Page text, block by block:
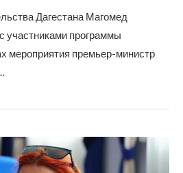
Дагестана Магомед
участниками программы
мероприятия премьер-министр